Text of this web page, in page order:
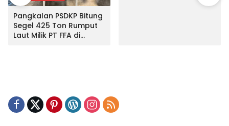
Pangkalan PSDKP Bitung
Segel 425 Ton Rumput
Laut Milik PT FFA di